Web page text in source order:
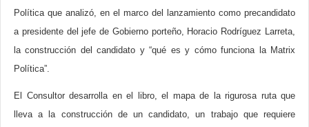
Política que analizó, en el marco del lanzamiento como precandidato
a presidente del jefe de Gobierno porteño, Horacio Rodríguez Larreta,
la construcción del candidato y “qué es y cómo funciona la Matrix
Política”.
El Consultor desarrolla en el libro, el mapa de la rigurosa ruta que
lleva a la construcción de un candidato, un trabajo que requiere